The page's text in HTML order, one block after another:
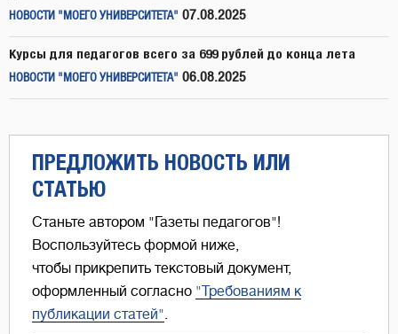
НОВОСТИ "МОЕГО УНИВЕРСИТЕТА" 07.08.2025
Курсы для педагогов всего за 699 рублей до конца лета
НОВОСТИ "МОЕГО УНИВЕРСИТЕТА" 06.08.2025
ПРЕДЛОЖИТЬ НОВОСТЬ ИЛИ
СТАТЬЮ
Станьте автором "Газеты педагогов"!
Воспользуйтесь формой ниже,
чтобы прикрепить текстовый документ,
оформленный согласно "Требованиям к
публикации статей"